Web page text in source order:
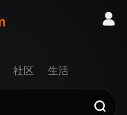
社区 生活